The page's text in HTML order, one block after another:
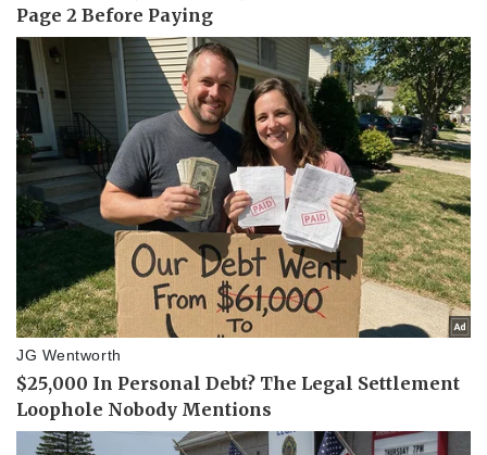
Pháp luật
Vụ án
Tin nóng
Tư vấn luật
Quân sự - Quốc phòng
Vũ khí
Việt Nam
Phân tích